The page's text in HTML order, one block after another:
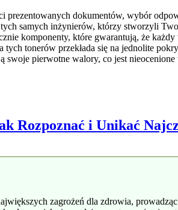
prezentowanych dokumentów, wybór
samych inżynierów, którzy stworzyli
komponenty, które gwarantują, że
tonerów przekłada się na jednolite
swoje pierwotne walory, co jest
Rozpoznać i Unikać
zagrożeń dla zdrowia,